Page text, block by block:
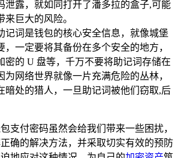
泄露，就如同打开了潘多拉的盒子,可能
来巨大的风险。
记词是钱包的核心安全信息，就像城堡
，一定要将其备份在多个安全的地方，
密的 U 盘等，千万不要将助记词存储在
为网络世界就像一片充满危险的丛林，
暗处的猎人，一旦助记词被他们窃取,后
支付密码虽然会给我们带来一些困扰，
确的解决方法，并采取切实有效的预防